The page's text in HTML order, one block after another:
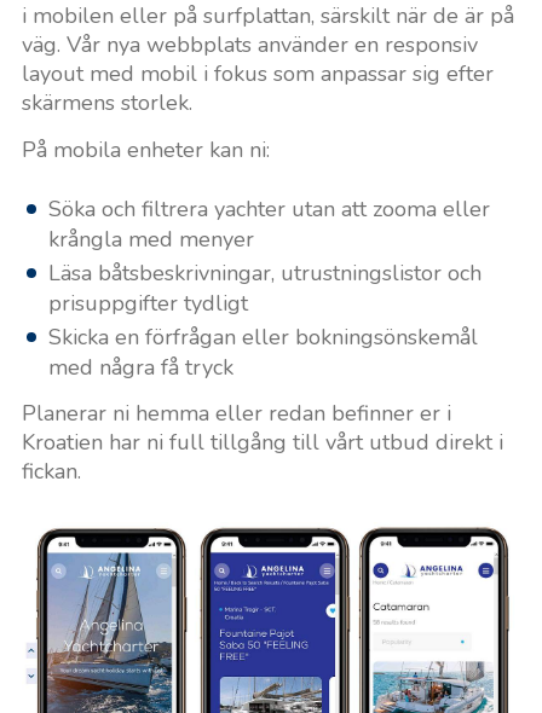
i mobilen eller på surfplattan, särskilt när de är på
väg. Vår nya webbplats använder en responsiv
layout med mobil i fokus som anpassar sig efter
skärmens storlek.
På mobila enheter kan ni:
Söka och filtrera yachter utan att zooma eller
krångla med menyer
Läsa båtsbeskrivningar, utrustningslistor och
prisuppgifter tydligt
Skicka en förfrågan eller bokningsönskemål
med några få tryck
Planerar ni hemma eller redan befinner er i
Kroatien har ni full tillgång till vårt utbud direkt i
fickan.